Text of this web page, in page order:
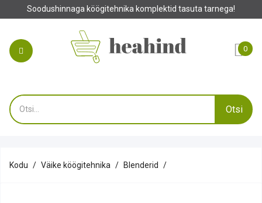
Soodushinnaga köögitehnika komplektid tasuta tarnega!
0
Otsi
Kodu Väike köögitehnika Blenderid